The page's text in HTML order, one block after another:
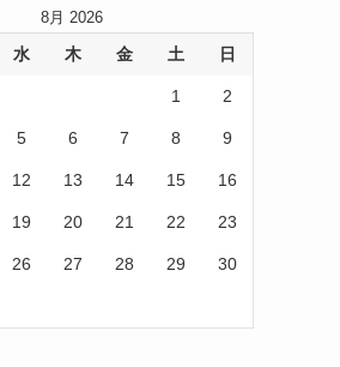
8月 2026
水 木 金 土 日
1 2
5 6 7 8 9
12 13 14 15 16
19 20 21 22 23
26 27 28 29 30